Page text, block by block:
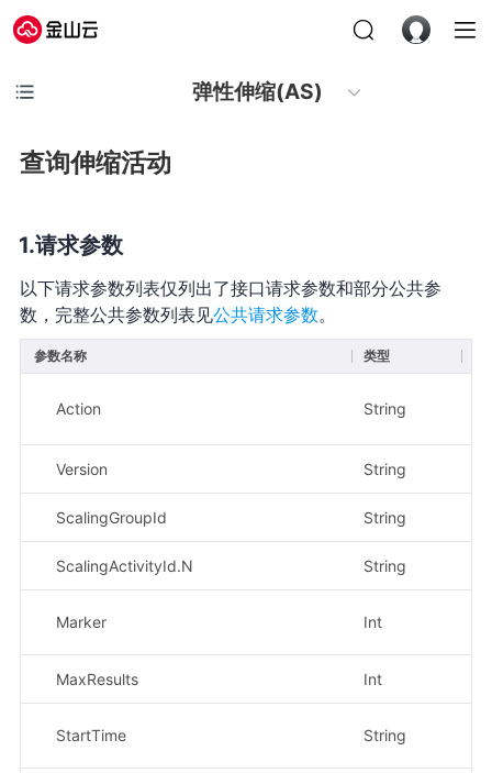
弹性伸缩(AS)
查询伸缩活动
请求参数
以下请求参数列表仅列出了接口请求参数和部分公共参
数，完整公共参数列表见公共请求参数。
参数名称 类型
Action String
Version String
ScalingGroupId String
ScalingActivityId.N String
Marker Int
MaxResults Int
StartTime String